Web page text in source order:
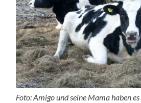
Foto: Amigo und seine Mama haben